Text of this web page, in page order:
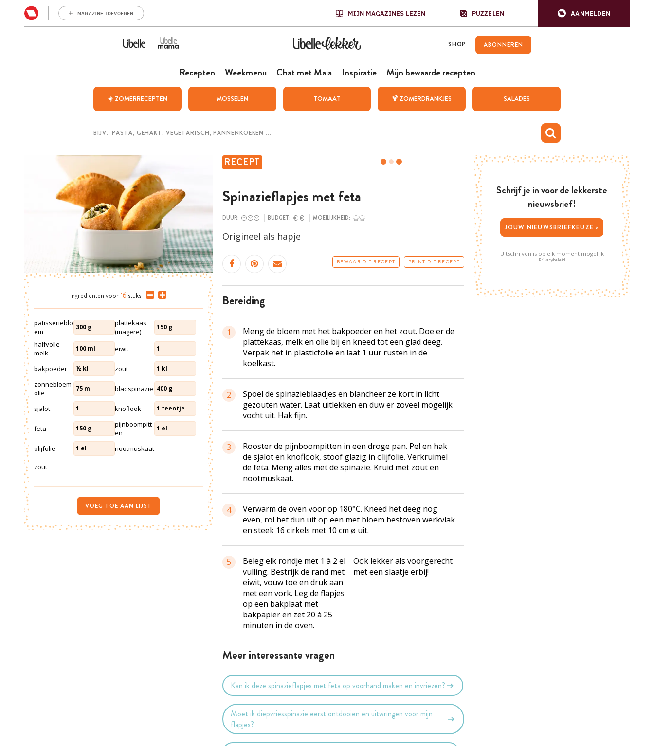
MAGAZINE TOEVOEGEN MIJN MAGAZINES LEZEN PUZZELEN AANMELDEN
SHOP ABONNEREN
Recepten Weekmenu Chat met Maia Inspiratie Mijn bewaarde recepten
☀️ ZOMERRECEPTEN MOSSELEN TOMAAT 🍹 ZOMERDRANKJES SALADES
RECEPT
Spinazieflapjes met feta
DUUR: BUDGET: MOEILIJKHEID:
Origineel als hapje
BEWAAR DIT RECEPT PRINT DIT RECEPT
bereiding
1
Meng de bloem met het bakpoeder en het zout. Doe er de
plattekaas, melk en olie bij en kneed tot een glad deeg.
Verpak het in plasticfolie en laat 1 uur rusten in de
koelkast.
2
Spoel de spinazieblaadjes en blancheer ze kort in licht
gezouten water. Laat uitlekken en duw er zoveel mogelijk
vocht uit. Hak fijn.
3
Rooster de pijnboompitten in een droge pan. Pel en hak
de sjalot en knoflook, stoof glazig in olijfolie. Verkruimel
de feta. Meng alles met de spinazie. Kruid met zout en
nootmuskaat.
4
Verwarm de oven voor op 180°C. Kneed het deeg nog
even, rol het dun uit op een met bloem bestoven werkvlak
en steek 16 cirkels met 10 cm ø uit.
5
Beleg elk rondje met 1 à 2 el
vulling. Bestrijk de rand met
eiwit, vouw toe en druk aan
met een vork. Leg de flapjes
op een bakplaat met
bakpapier en zet 20 à 25
minuten in de oven.
Ook lekker als voorgerecht
met een slaatje erbij!
Meer interessante vragen
Kan ik deze spinazieflapjes met feta op voorhand maken en invriezen?
Moet ik diepvriesspinazie eerst ontdooien en uitwringen voor mijn
flapjes?
Ingrediënten voor 16 stuks
patisserieblo
em
300 g
plattekaas
(magere)
150 g
halfvolle
melk
100 ml eiwit 1
bakpoeder ½ kl zout 1 kl
zonnebloem
olie
75 ml bladspinazie 400 g
sjalot 1 knoflook 1 teentje
feta 150 g
pijnboompitt
en
1 el
olijfolie 1 el nootmuskaat
zout
VOEG TOE AAN LIJST
Schrijf je in voor de lekkerste
nieuwsbrief!
JOUW NIEUWSBRIEFKEUZE >
Uitschrijven is op elk moment mogelijk
Privacybeleid